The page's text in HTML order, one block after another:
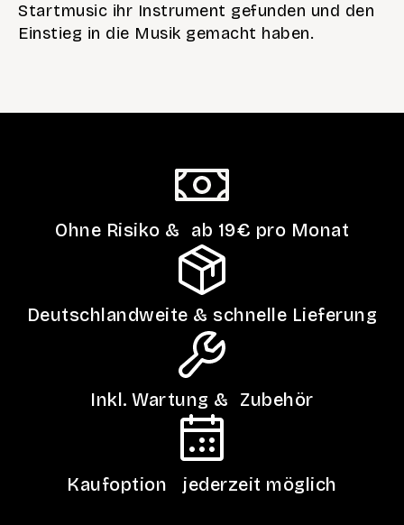
Startmusic ihr Instrument gefunden und den
Einstieg in die Musik gemacht haben.
Ohne Risiko & ab 19€ pro Monat
Deutschlandweite & schnelle Lieferung
Inkl. Wartung & Zubehör
Kaufoption jederzeit möglich